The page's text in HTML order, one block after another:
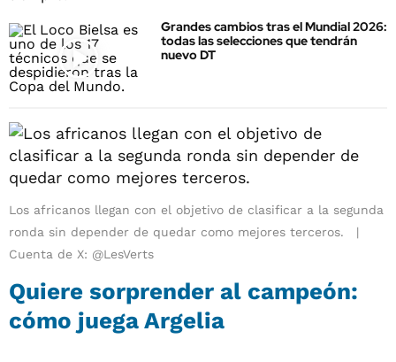
Grandes cambios tras el Mundial 2026:
todas las selecciones que tendrán
nuevo DT
Los africanos llegan con el objetivo de clasificar a la segunda
ronda sin depender de quedar como mejores terceros.
Cuenta de X: @LesVerts
Quiere sorprender al campeón:
cómo juega Argelia